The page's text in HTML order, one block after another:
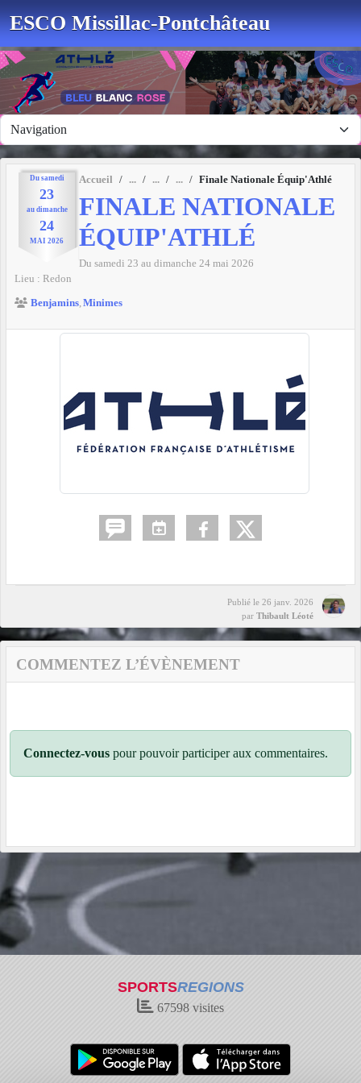
ESCO Missillac-Pontchâteau
Du samedi
23
au dimanche
24
MAI 2026
Accueil Finale Nationale Équip'Athlé
FINALE NATIONALE
ÉQUIP'ATHLÉ
Du samedi 23 au dimanche 24 mai 2026
Lieu : Redon
Benjamins Minimes
Publié le 26 janv. 2026
par Thibault Léoté
COMMENTEZ L’ÉVÈNEMENT
Connectez-vous pour pouvoir participer aux commentaires.
SPORTSREGIONS
67598 visites